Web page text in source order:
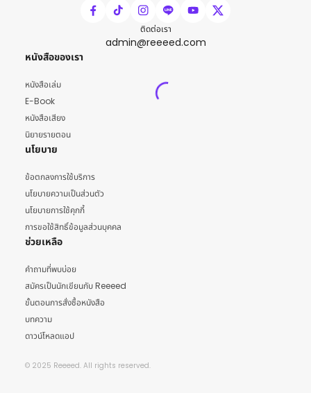
ติดต่อเรา
admin@reeeed.com
หนังสือของเรา
หนังสือเล่ม
E-Book
หนังสือเสียง
นิยายรายตอน
นโยบาย
ข้อตกลงการใช้บริการ
นโยบายความเป็นส่วนตัว
นโยบายการใช้คุกกี้
การขอใช้สิทธิ์ข้อมูลส่วนบุคคล
ช่วยเหลือ
คำถามที่พบบ่อย
สมัครเป็นนักเขียนกับ Reeeed
ขั้นตอนการสั่งซื้อหนังสือ
บทความ
ดาวน์โหลดแอป
© 2025 Reeeed. All rights reserved.